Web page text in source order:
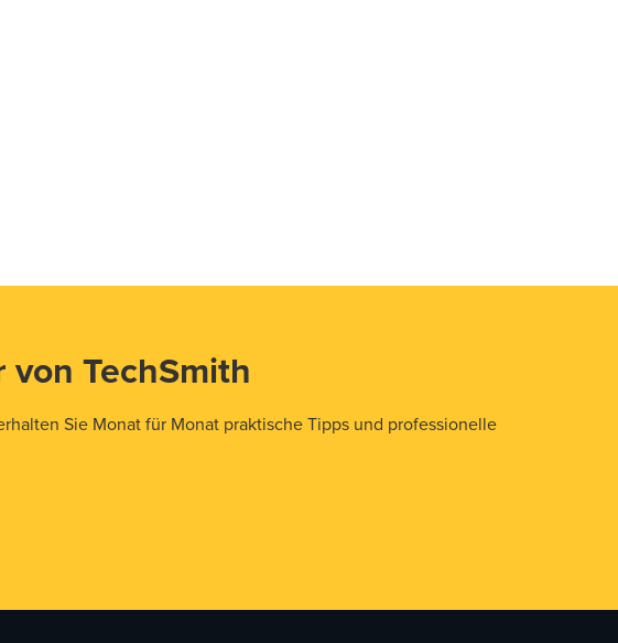
TechSmith
Sie Monat für Monat praktische Tipps und professionelle